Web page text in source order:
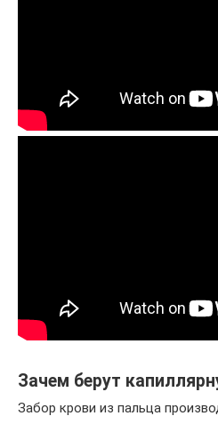
Зачем берут
Забор крови из пальца